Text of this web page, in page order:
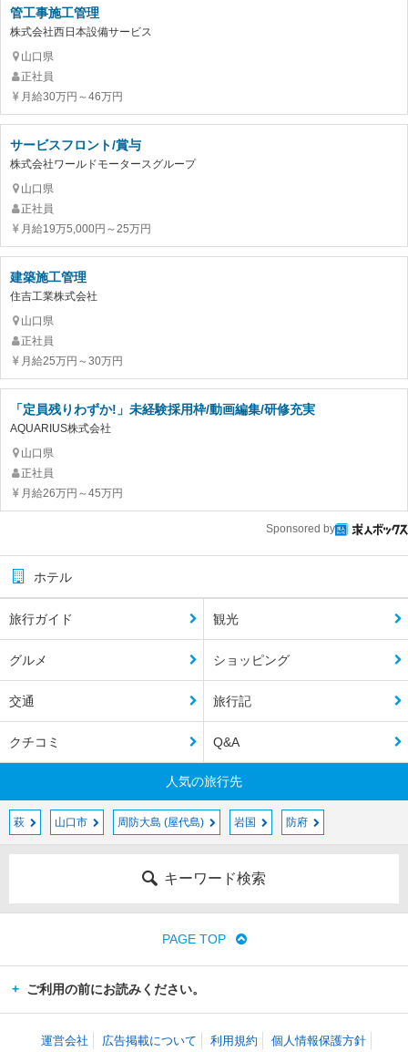
管工事施工管理
株式会社西日本設備サービス
山口県
正社員
月給30万円～46万円
サービスフロント/賞与
株式会社ワールドモータースグループ
山口県
正社員
月給19万5,000円～25万円
建築施工管理
住吉工業株式会社
山口県
正社員
月給25万円～30万円
「定員残りわずか!」未経験採用枠/動画編集/研修充実
AQUARIUS株式会社
山口県
正社員
月給26万円～45万円
Sponsored by
ホテル
旅行ガイド 観光
グルメ ショッピング
交通 旅行記
クチコミ Q&A
人気の旅行先
萩 山口市 周防大島 (屋代島) 岩国 防府
キーワード検索
PAGE TOP
ご利用の前にお読みください。
運営会社 広告掲載について 利用規約 個人情報保護方針